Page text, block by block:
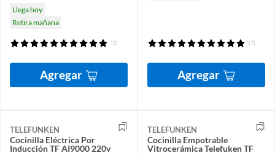
Llega hoy
Retira mañana
(1)
Agregar
(7)
Agregar
TELEFUNKEN
Cocinilla Eléctrica Por
Inducción TF AI9000 220v
TELEFUNKEN
Cocinilla Empotrable
Vitrocerámica Telefuken TF